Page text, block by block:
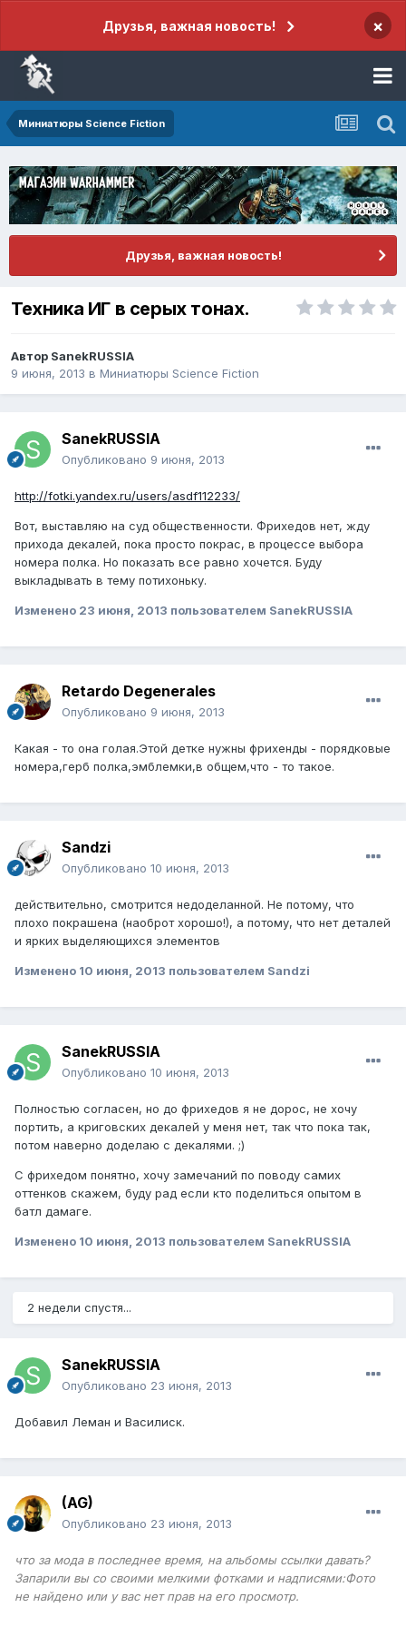
Друзья, важная новость! ×
Миниатюры Science Fiction
Друзья, важная новость!
Техника ИГ в серых тонах.
Автор SanekRUSSIA
9 июня, 2013 в Миниатюры Science Fiction
SanekRUSSIA
Опубликовано 9 июня, 2013
http://fotki.yandex.ru/users/asdf112233/
Вот, выставляю на суд общественности. Фрихедов нет, жду
прихода декалей, пока просто покрас, в процессе выбора
номера полка. Но показать все равно хочется. Буду
выкладывать в тему потихоньку.
Изменено 23 июня, 2013 пользователем SanekRUSSIA
Retardo Degenerales
Опубликовано 9 июня, 2013
Какая - то она голая.Этой детке нужны фрихенды - порядковые
номера,герб полка,эмблемки,в общем,что - то такое.
Sandzi
Опубликовано 10 июня, 2013
действительно, смотрится недоделанной. Не потому, что
плохо покрашена (наоброт хорошо!), а потому, что нет деталей
и ярких выделяющихся элементов
Изменено 10 июня, 2013 пользователем Sandzi
SanekRUSSIA
Опубликовано 10 июня, 2013
Полностью согласен, но до фрихедов я не дорос, не хочу
портить, а криговских декалей у меня нет, так что пока так,
потом наверно доделаю с декалями. ;)
С фрихедом понятно, хочу замечаний по поводу самих
оттенков скажем, буду рад если кто поделиться опытом в
батл дамаге.
Изменено 10 июня, 2013 пользователем SanekRUSSIA
2 недели спустя...
SanekRUSSIA
Опубликовано 23 июня, 2013
Добавил Леман и Василиск.
(AG)
Опубликовано 23 июня, 2013
что за мода в последнее время, на альбомы ссылки давать?
Запарили вы со своими мелкими фотками и надписями:Фото
не найдено или у вас нет прав на его просмотр.